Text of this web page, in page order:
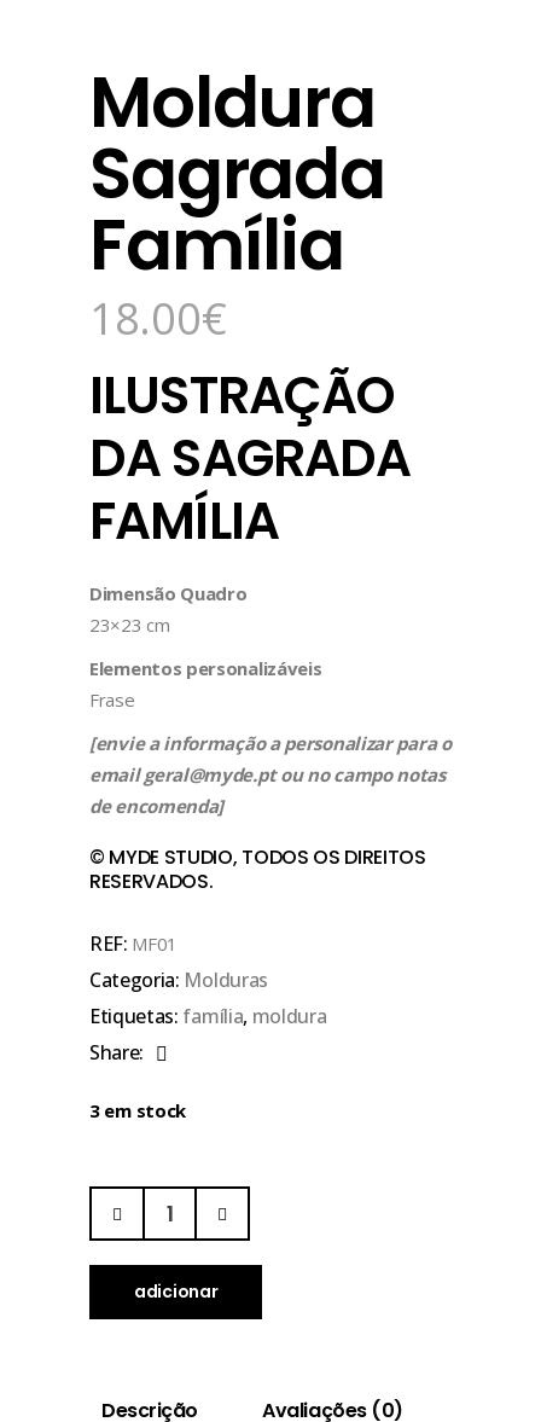
Moldura
Sagrada
Família
18.00€
ILUSTRAÇÃO
DA SAGRADA
FAMÍLIA
Dimensão Quadro
23×23 cm
Elementos personalizáveis
Frase
[envie a informação a personalizar para o
email geral@myde.pt ou no campo notas
de encomenda]
© MYDE STUDIO, TODOS OS DIREITOS
RESERVADOS.
REF: MF01
Categoria: Molduras
Etiquetas: família, moldura
Share:
3 em stock
adicionar
Descrição Avaliações (0)